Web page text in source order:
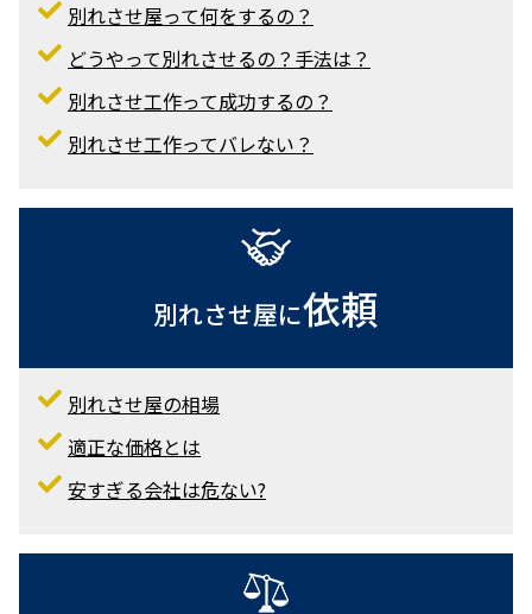
別れさせ屋って何をするの？
どうやって別れさせるの？手法は？
別れさせ工作って成功するの？
別れさせ工作ってバレない？
別れさせ屋に依頼
別れさせ屋の相場
適正な価格とは
安すぎる会社は危ない?